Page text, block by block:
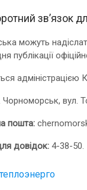
зв’язок
можуть
публікації
Чорноморськ, вул.
пошта:
довідок: 4-38-50.